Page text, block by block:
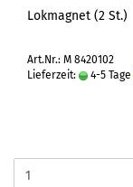
Lokmagnet (2 St.)
Art.Nr.: M 8420102
Lieferzeit:
4-5 Tage